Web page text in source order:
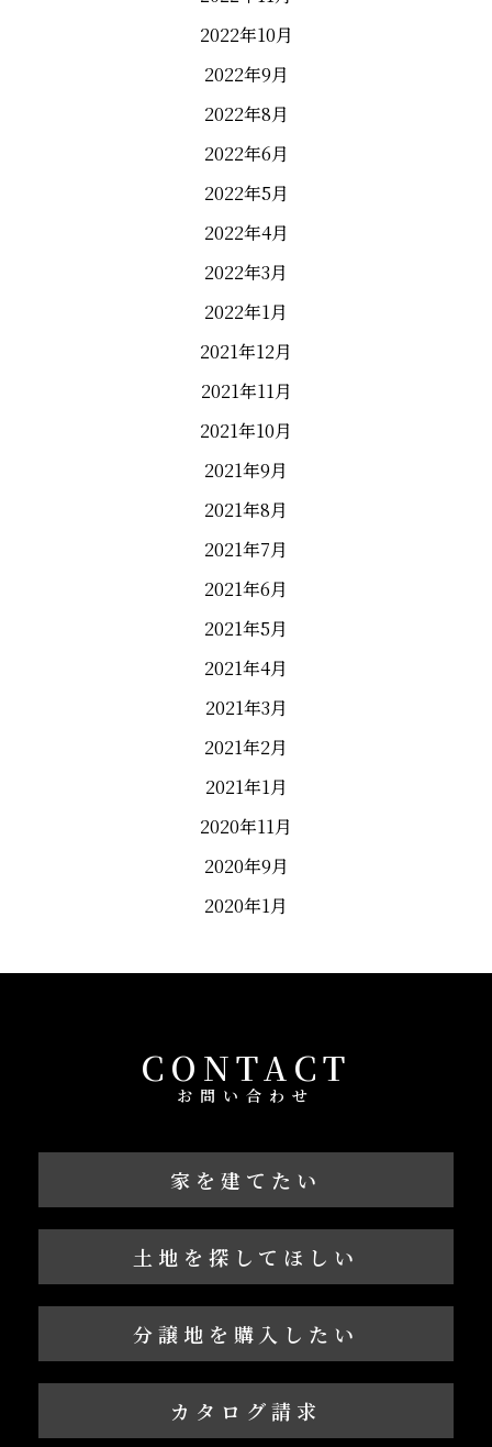
2022年10月
2022年9月
2022年8月
2022年6月
2022年5月
2022年4月
2022年3月
2022年1月
2021年12月
2021年11月
2021年10月
2021年9月
2021年8月
2021年7月
2021年6月
2021年5月
2021年4月
2021年3月
2021年2月
2021年1月
2020年11月
2020年9月
2020年1月
CONTACT
お問い合わせ
家を建てたい
土地を探してほしい
分譲地を購入したい
カタログ請求